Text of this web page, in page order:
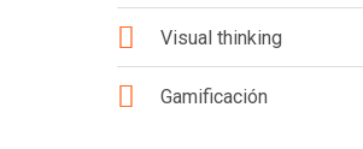
Visual thinking
Gamificación